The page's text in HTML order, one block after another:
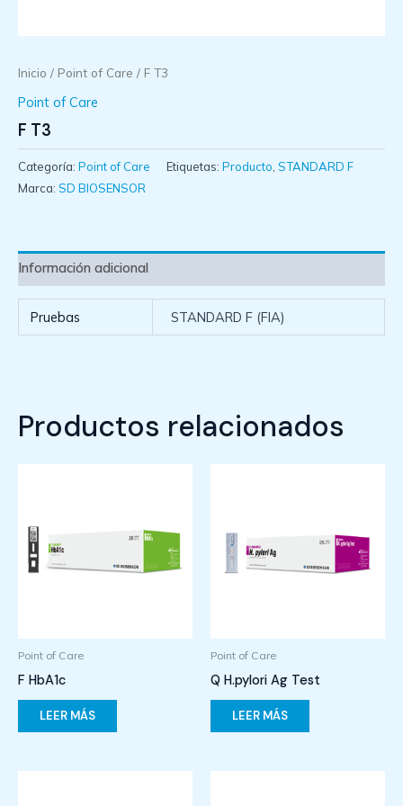
Inicio / Point of Care / F T3
Point of Care
F T3
Categoría: Point of Care Etiquetas: Producto STANDARD F
Marca: SD BIOSENSOR
Información adicional
Pruebas STANDARD F (FIA)
Productos relacionados
Point of Care
F HbA1c
LEER MÁS
Point of Care
Q H.pylori Ag Test
LEER MÁS